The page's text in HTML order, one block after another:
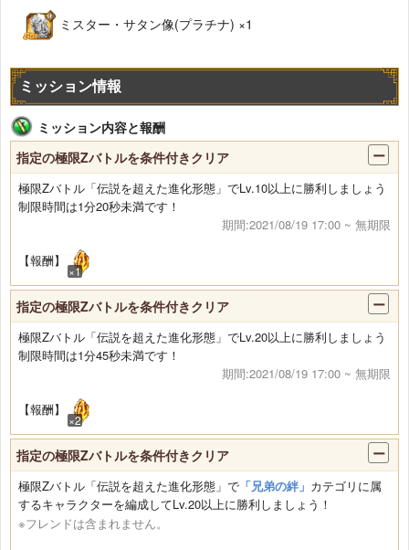
ミスター・サタン像(プラチナ) ×1
ミッション情報
ミッション内容と報酬
指定の極限Zバトルを条件付きクリア
極限Zバトル「伝説を超えた進化形態」でLv.10以上に勝利しましょう
制限時間は1分20秒未満です！
期間:2021/08/19 17:00 ~ 無期限
【報酬】
×1
指定の極限Zバトルを条件付きクリア
極限Zバトル「伝説を超えた進化形態」でLv.20以上に勝利しましょう
制限時間は1分45秒未満です！
期間:2021/08/19 17:00 ~ 無期限
【報酬】
×2
指定の極限Zバトルを条件付きクリア
極限Zバトル「伝説を超えた進化形態」で 「兄弟の絆」 カテゴリに属
するキャラクターを編成してLv.20以上に勝利しましょう！
※フレンドは含まれません。